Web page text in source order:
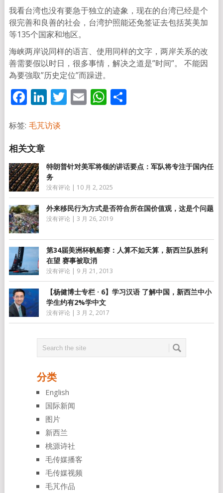
我看台湾也没有要急于独立的迹象，现在的台湾已经是个
很完善和良善的社会，台湾护照能还免签证去包括英美加
等135个国家和地区。
海峡两岸说同样的语言、使用同样的文字，两岸关系的改
善需要假以时日，很多事情，解决之道是”时间”。 不能因
為要強取”历史定位”而躁进。
Facebook
LinkedIn
Twitter
EmailWhatsApp
分
标签: 毛芃访谈
特朗普针对美军将领的讲话要点：军队将专注于国内任
务
没有评论 | 10 月 2, 2025
外来移民行为方式是否符合所在国价值观，这是个问题
没有评论 | 3 月 26, 2019
第34届美洲杯帆船赛：人算不如天算，新西兰队胜利
在望 赛事被取消
没有评论 | 9 月 21, 2013
【杨健博士专栏 · 6】学习汉语 了解中国，新西兰中小
学生约有2%学中文
没有评论 | 3 月 2, 2017
分类
English
国际新闻
图片
新西兰
桃源诗社
毛传媒播客
毛传媒视频
毛芃作品